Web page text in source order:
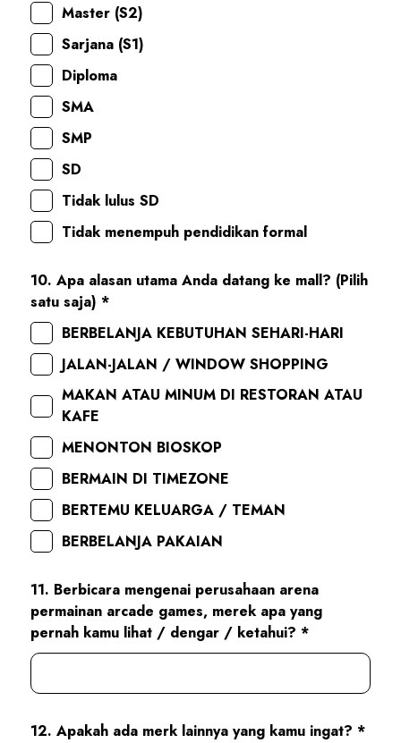
Master (S2)
Sarjana (S1)
Diploma
SMA
SMP
SD
Tidak lulus SD
Tidak menempuh pendidikan formal
10. Apa alasan utama Anda datang ke mall? (Pilih
satu saja) *
BERBELANJA KEBUTUHAN SEHARI-HARI
JALAN-JALAN / WINDOW SHOPPING
MAKAN ATAU MINUM DI RESTORAN ATAU
KAFE
MENONTON BIOSKOP
BERMAIN DI TIMEZONE
BERTEMU KELUARGA / TEMAN
BERBELANJA PAKAIAN
11. Berbicara mengenai perusahaan arena
permainan arcade games, merek apa yang
pernah kamu lihat / dengar / ketahui? *
12. Apakah ada merk lainnya yang kamu ingat? *